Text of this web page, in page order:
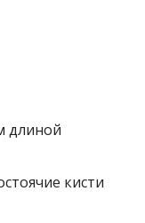
длиной
кисти